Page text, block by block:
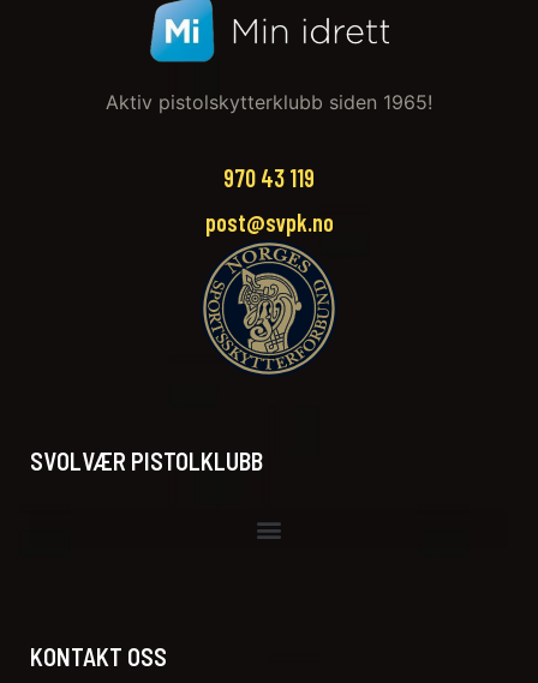
Aktiv pistolskytterklubb siden 1965!
970 43 119‬
post@svpk.no
SVOLVÆR PISTOLKLUBB
KONTAKT OSS